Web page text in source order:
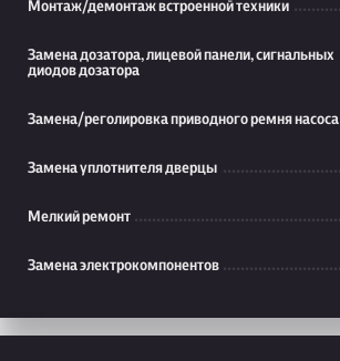
Монтаж/демонтаж встроенной техники
Замена дозатора, лицевой панели, сигнальных
диодов дозатора
Замена/реголировка приводного ремня насоса
Замена уплотнителя дверцы
Мелкий ремонт
Замена электрокомпонентов